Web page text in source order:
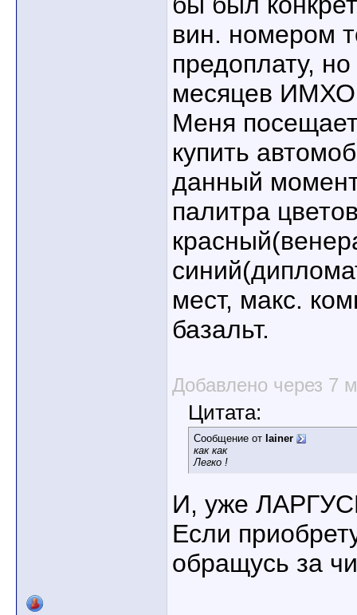
вин. номером
предоплату,
месяцев
Меня
купить
данный
палитра
мест, макс.
базальт.
Добавлено через 7
Цитата:
Сообщение от lainer
как как
Легко !
И, уже
Если
обращусь за